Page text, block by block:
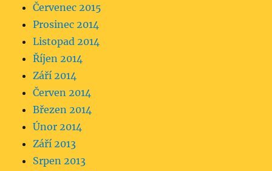
Červenec 2015
Prosinec 2014
Listopad 2014
Říjen 2014
Září 2014
Červen 2014
Březen 2014
Únor 2014
Září 2013
Srpen 2013